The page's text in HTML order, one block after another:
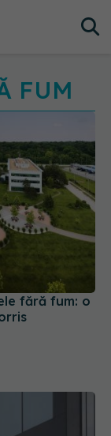
FUM
fără fum: o